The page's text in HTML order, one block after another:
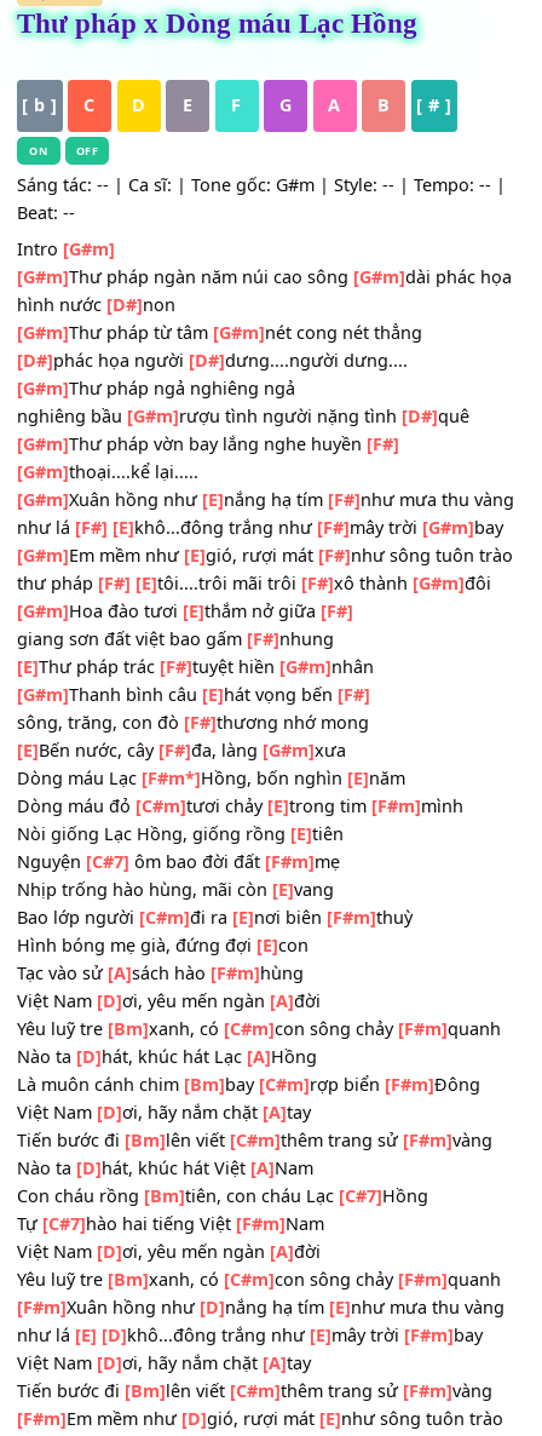
HỢP ÂM
Thư pháp x Dòng máu Lạc Hồng
[ b ] D E F G A B [ # ]
Sáng tác: -- | Ca sĩ: | Tone gốc: G#m | Style: -- | Tempo:
Beat: --
Intro[G#m]
[G#m]Thư pháp ngàn năm núi cao sông[G#m]
hình nước[D#]non
[G#m]Thư pháp từ tâm[G#m]nét cong nét thẳng
[D#]
phác họa người [D#]dưng....người dưng....
[G#m]Thư pháp ngả nghiêng ngả
nghiêngbầu[G#m]rượu tình người nặng tình[D#]quê
[G#m]Thư pháp vờn bay lắng nghe huyền[F#]
[G#m]thoại....kể lại.....
[G#m]Xuân hồng như[E] nắng hạ tím
như lá[F#] [E]khô...đông trắng như
[G#m] Em mềm như[E]gió, rượi mát[F#]
thư pháp[F#] [E]tôi....trôi mãi trôi [F#]
[G#m] Hoa đào tươi [E]thắm nở giữa
[F#]
giang sơn đất việt bao gấm[F#]nhung
[E]Thư pháp trác[F#]tuyệt hiền[G#m] nhân
[G#m]Thanh bình câu[E]hát vọng bến
sông, trăng, con đò[F#]thương nhớ mong
[E]Bến nước, cây[F#]đa, làng[G#m]
Dòng máu Lạc[F#m*]Hồng, bốn nghìn[E]năm
Dòng máu đỏ[C#m]tươi chảy[E]
Nòi giống Lạc Hồng, giống rồng
Nguyện [C#7]ôm bao đời đất [F#m]
mẹ
Nhịp trống hào hùng, mãi còn[E]
Bao lớp người[C#m]đi ra[E]nơi biên[F#m]thuỳ
Hình bóng mẹ già, đứng đợi[E]con
Tạc vào sử [A]sách hào[F#m]hùng
Việt Nam[D] ơi, yêu mến ngàn[A]
Yêu luỹ tre[Bm]xanh, có[C#m] con sông chảy
Nào ta[D]hát, khúc hát Lạc[A]Hồng
Là muôn cánh chim[Bm]bay[C#m]
Việt Nam [D] ơi, hãy nắm chặt [A]
tay
Tiến bước đi[Bm]lên viết[C#m]thêm trang sử[F#m]
Nào ta[D]hát, khúc hát Việt[A]Nam
Con cháu rồng[Bm]tiên, con cháu Lạc [C#7]Hồng
Tự[C#7] hào hai tiếng Việt[F#m] Nam